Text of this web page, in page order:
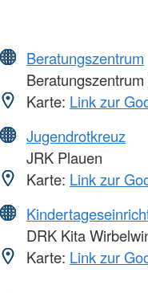
Beratungszentrum
Karte: Link zur
Jugendrotkreuz
JRK Plauen
Karte: Link zur
DRK Kita
Karte: Link zur